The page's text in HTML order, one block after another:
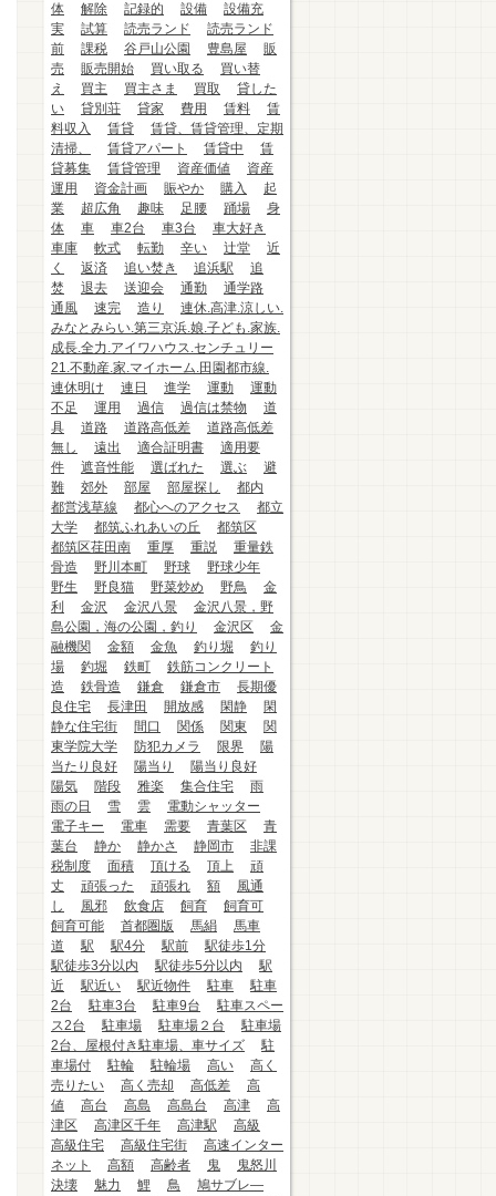
体
解除 記録的 設備
設備充
実
試算 読売ランド
読売ランド
前
課税 谷戸山公園 豊島屋
販
売
販売開始 買い取る
買い替
え
買主 買主さま 買取
貸した
い
貸別荘 貸家 費用 賃料
賃
料収入
賃貸
賃貸、賃貸管理、定期
清掃、
賃貸アパート 賃貸中
賃
貸募集
賃貸管理 資産価値
資産
運用
資金計画 賑やか 購入
起
業
超広角 趣味 足腰 踊場
身
体
車 車2台 車3台
車大好き
車庫
軟式 転勤 辛い 辻堂
近
く
返済 追い焚き 追浜駅
追
焚
退去 送迎会 通勤
通学路
通風
速完 造り
連休.高津.涼しい.
みなとみらい.第三京浜.娘.子ども.家族.
成長.全力.アイワハウス.センチュリー
21.不動産.家.マイホーム.田園都市線.
連休明け
連日 進学 運動
運動
不足
運用 過信 過信は禁物
道
具
道路 道路高低差
道路高低差
無し
遠出 適合証明書
適用要
件
遮音性能 選ばれた 選ぶ
避
難
郊外 部屋 部屋探し
都内
都営浅草線
都心へのアクセス
都立
大学
都筑ふれあいの丘
都筑区
都筑区荏田南
重厚 重説
重量鉄
骨造
野川本町 野球
野球少年
野生
野良猫 野菜炒め 野鳥
金
利
金沢 金沢八景
金沢八景，野
島公園，海の公園，釣り
金沢区
金
融機関
金額 金魚 釣り堀
釣り
場
釣堀 鉄町
鉄筋コンクリート
造
鉄骨造 鎌倉 鎌倉市
長期優
良住宅
長津田 開放感 閑静
閑
静な住宅街
間口 関係 関東
関
東学院大学
防犯カメラ 限界
陽
当たり良好
陽当り
陽当り良好
陽気
階段 雅楽 集合住宅
雨
雨の日
雪 雲
電動シャッター
電子キー
電車 需要 青葉区
青
葉台
静か 静かさ 静岡市
非課
税制度
面積 頂ける 頂上
頑
丈
頑張った 頑張れ 額
風通
し
風邪 飲食店 飼育
飼育可
飼育可能
首都圏版 馬絹
馬車
道
駅 駅4分 駅前
駅徒歩1分
駅徒歩3分以内
駅徒歩5分以内
駅
近
駅近い 駅近物件 駐車
駐車
2台
駐車3台 駐車9台
駐車スペー
ス2台
駐車場 駐車場２台
駐車場
2台、屋根付き駐車場、車サイズ
駐
車場付
駐輪 駐輪場 高い
高く
売りたい
高く売却 高低差
高
値
高台 高島 高島台 高津
高
津区
高津区千年 高津駅
高級
高級住宅
高級住宅街
高速インター
ネット
高額 高齢者 鬼
鬼怒川
決壊
魅力 鯉 鳥
鳩サブレ―